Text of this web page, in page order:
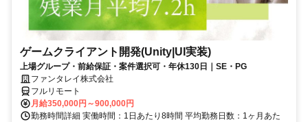
ゲームクライアント開発(Unity|UI実装)
上場グループ・前給保証・案件選択可・年休130日｜SE・PG
ファンタレイ株式会社
フルリモート
月給350,000円～900,000円
勤務時間詳細 実働時間：1日あたり8時間 平均勤務日数：1ヶ月あた